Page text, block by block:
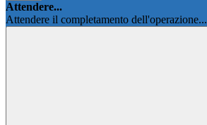
Attendere...
Attendere il completamento dell'operazione...